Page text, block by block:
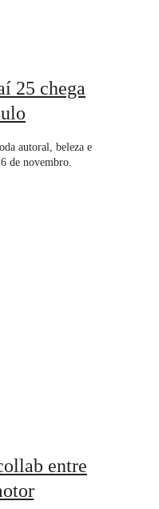
25 chega
autoral, beleza e
de novembro.
entre